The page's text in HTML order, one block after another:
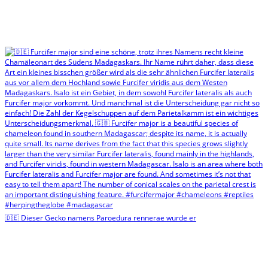
🇩🇪 Dieser Gecko namens Paroedura rennerae wurde er